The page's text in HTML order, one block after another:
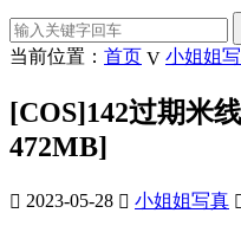
当前位置： 首页 小姐姐
[COS]142过期米
472MB]
2023-05-28 小姐姐写真